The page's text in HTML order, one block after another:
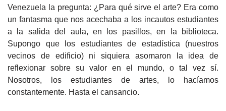
Venezuela la pregunta: ¿Para qué sirve el arte? Era como
un fantasma que nos acechaba a los incautos estudiantes
a la salida del aula, en los pasillos, en la biblioteca.
Supongo que los estudiantes de estadística (nuestros
vecinos de edificio) ni siquiera asomaron la idea de
reflexionar sobre su valor en el mundo, o tal vez sí.
Nosotros, los estudiantes de artes, lo hacíamos
constantemente. Hasta el cansancio.